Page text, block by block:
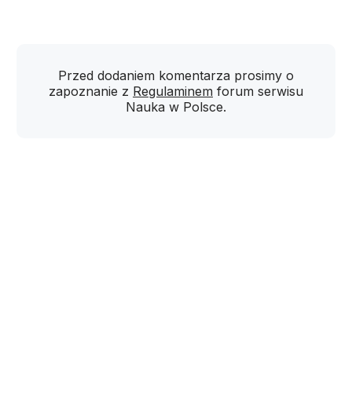
Przed dodaniem komentarza prosimy o
zapoznanie z Regulaminem forum serwisu
Nauka w Polsce.